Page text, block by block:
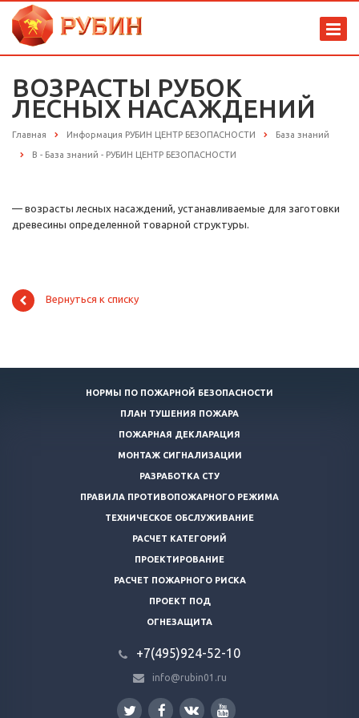
ВОЗРАСТЫ РУБОК
ЛЕСНЫХ НАСАЖДЕНИЙ
Главная Информация РУБИН ЦЕНТР БЕЗОПАСНОСТИ База знаний
В - База знаний - РУБИН ЦЕНТР БЕЗОПАСНОСТИ
— возрасты лесных насаждений, устанавливаемые для заготовки
древесины определенной товарной структуры.
Вернуться к списку
НОРМЫ ПО ПОЖАРНОЙ БЕЗОПАСНОСТИ
ПЛАН ТУШЕНИЯ ПОЖАРА
ПОЖАРНАЯ ДЕКЛАРАЦИЯ
МОНТАЖ СИГНАЛИЗАЦИИ
РАЗРАБОТКА СТУ
ПРАВИЛА ПРОТИВОПОЖАРНОГО РЕЖИМА
ТЕХНИЧЕСКОЕ ОБСЛУЖИВАНИЕ
РАСЧЕТ КАТЕГОРИЙ
ПРОЕКТИРОВАНИЕ
РАСЧЕТ ПОЖАРНОГО РИСКА
ПРОЕКТ ПОД
ОГНЕЗАЩИТА
+7(495)924-52-10
info@rubin01.ru